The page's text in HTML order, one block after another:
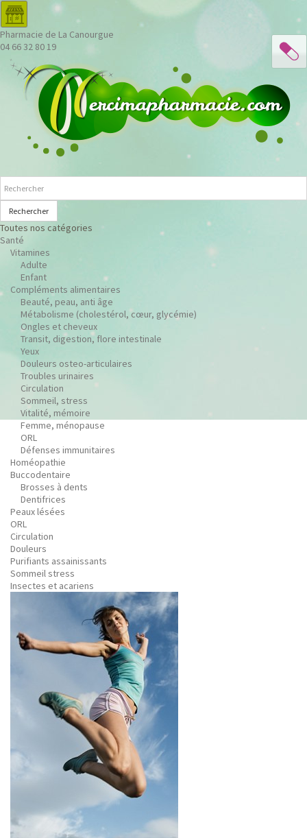
Pharmacie de La Canourgue
04 66 32 80 19
Rechercher
Toutes nos catégories
Santé
Vitamines
Adulte
Enfant
Compléments alimentaires
Beauté, peau, anti âge
Métabolisme (cholestérol, cœur, glycémie)
Ongles et cheveux
Transit, digestion, flore intestinale
Yeux
Douleurs osteo-articulaires
Troubles urinaires
Circulation
Sommeil, stress
Vitalité, mémoire
Femme, ménopause
ORL
Défenses immunitaires
Homéopathie
Buccodentaire
Brosses à dents
Dentifrices
Peaux lésées
ORL
Circulation
Douleurs
Purifiants assainissants
Sommeil stress
Insectes et acariens